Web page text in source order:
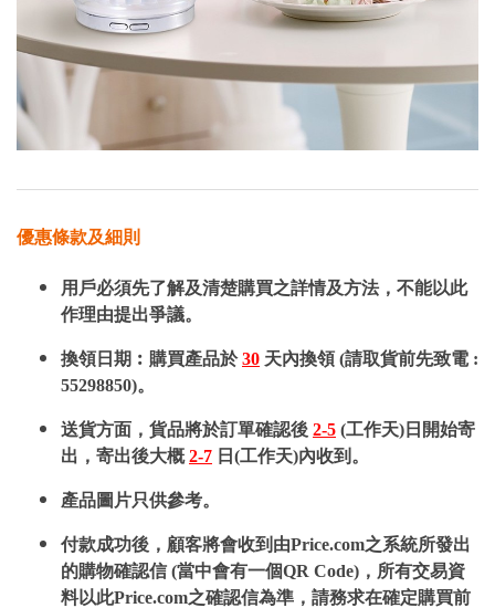
優惠條款及細則
用戶必須先了解及清楚購買之詳情及方法，不能以此
作理由提出爭議。
換領日期︰購買產品於30 天內換領 (請取貨前先致電 :
55298850)。
送貨方面，貨品將於訂單確認後 2-5 (工作天)日開始寄
出，寄出後大概2-7 日(工作天)內收到。
產品圖片只供參考。
付款成功後，顧客將會收到由Price.com之系統所發出
的購物確認信 (當中會有一個QR Code)，所有交易資
料以此Price.com之確認信為準，請務求在確定購買前